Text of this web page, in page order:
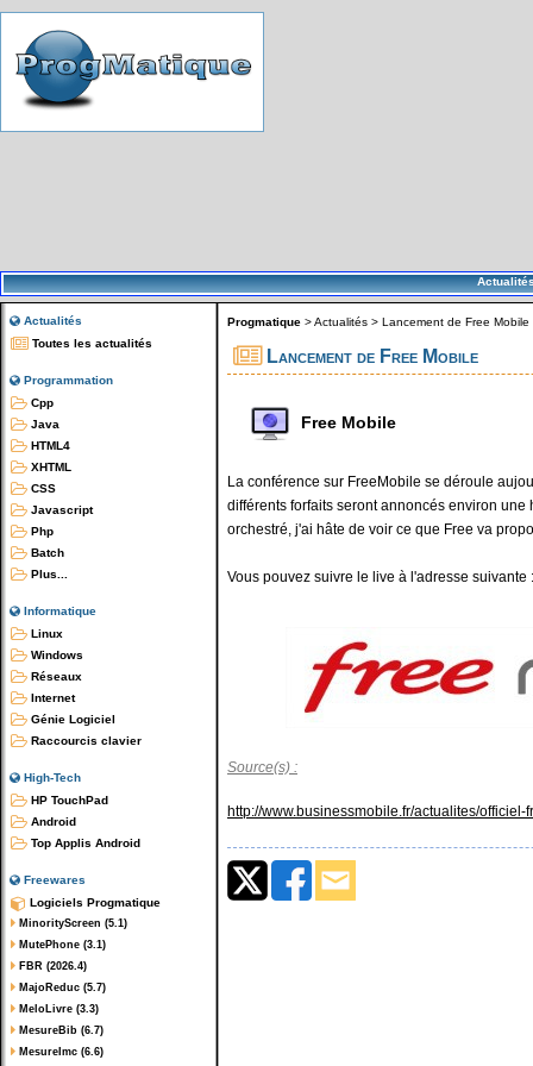
Actualités
Toutes les actualités
Programmation
Cpp
Java
HTML4
XHTML
CSS
Javascript
Php
Batch
Plus...
Informatique
Linux
Windows
Réseaux
Internet
Génie Logiciel
Raccourcis clavier
High-Tech
HP TouchPad
Android
Top Applis Android
Freewares
Logiciels Progmatique
MinorityScreen (5.1)
MutePhone (3.1)
FBR (2026.4)
MajoReduc (5.7)
MeloLivre (3.3)
MesureBib (6.7)
MesureImc (6.6)
Progmatique >Actualités > Lancement de Free Mobile
Lancement de Free Mobile
Free Mobile
La conférence sur FreeMobile se déroule
différents forfaits seront annoncés environ
orchestré, j'ai hâte de voir ce que Free va
Vous pouvez suivre le live à l'adresse suivante
Source(s) :
http://www.businessmobile.fr/actualites/